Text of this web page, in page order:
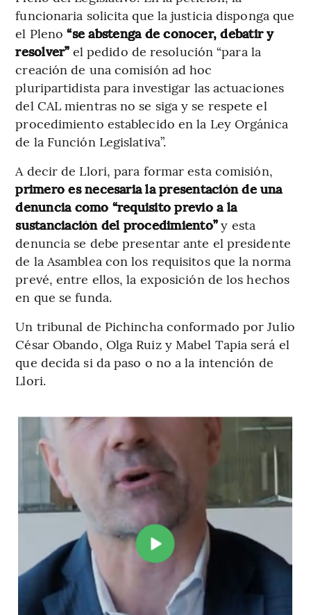
funcionaria solicita que la justicia disponga que
el Pleno “se abstenga de conocer, debatir y
resolver” el pedido de resolución “para la
creación de una comisión ad hoc
pluripartidista para investigar las actuaciones
del CAL mientras no se siga y se respete el
procedimiento establecido en la Ley Orgánica
de la Función Legislativa”.
A decir de Llori, para formar esta comisión,
primero es necesaria la presentación de una
denuncia como “requisito previo a la
sustanciación del procedimiento”y esta
denuncia se debe presentar ante el presidente
de la Asamblea con los requisitos que la norma
prevé, entre ellos, la exposición de los hechos
en que se funda.
Un tribunal de Pichincha conformado por Julio
César Obando, Olga Ruiz y Mabel Tapia será el
que decida si da paso o no a la intención de
Llori.